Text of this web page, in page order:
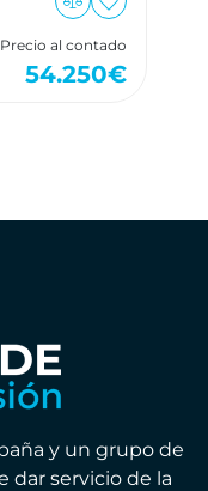
Precio al contado
54.250€
y un grupo de
dar servicio de la